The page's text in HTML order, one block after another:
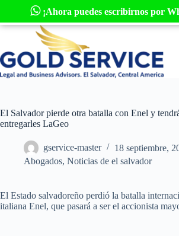
Saltar
contenido
El Salvador pierde otra batalla con Enel y
entregarles LaGeo
gservice-master
18 septiembre,
Abogados, Noticias de el salvador
El Estado salvadoreño perdió la batalla
italiana Enel, que pasará a ser el accionista
¡Ahora puedes escribirnos por